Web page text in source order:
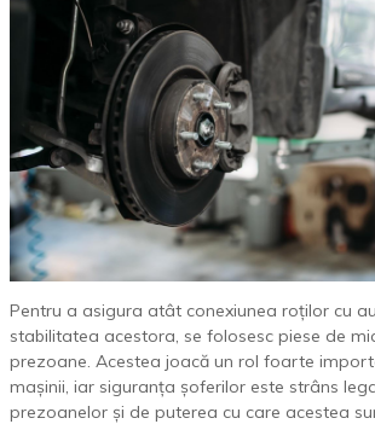
Pentru a asigura atât conexiunea roților cu
stabilitatea acestora, se folosesc piese de
prezoane. Acestea joacă un rol foarte
mașinii, iar siguranța șoferilor este strâns
prezoanelor și de puterea cu care acestea